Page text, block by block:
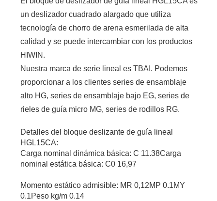
un deslizador cuadrado alargado que utiliza
tecnología de chorro de arena esmerilada de alta
calidad y se puede intercambiar con los productos
HIWIN.
Nuestra marca de serie lineal es TBAI. Podemos
proporcionar a los clientes series de ensamblaje
alto HG, series de ensamblaje bajo EG, series de
rieles de guía micro MG, series de rodillos RG.
Detalles del bloque deslizante de guía lineal
HGL15CA:
Carga nominal dinámica básica: C 11.38Carga
nominal estática básica: C0 16,97
Momento estático admisible: MR 0,12MP 0.1MY
0.1Peso kg/m 0.14